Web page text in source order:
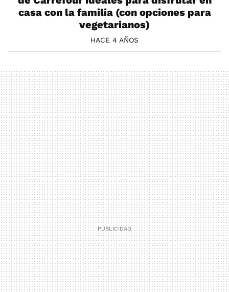
casa con la familia (con opciones para
vegetarianos)
HACE 4 AÑOS